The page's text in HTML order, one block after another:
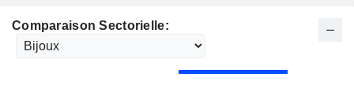
Comparaison Sectorielle: